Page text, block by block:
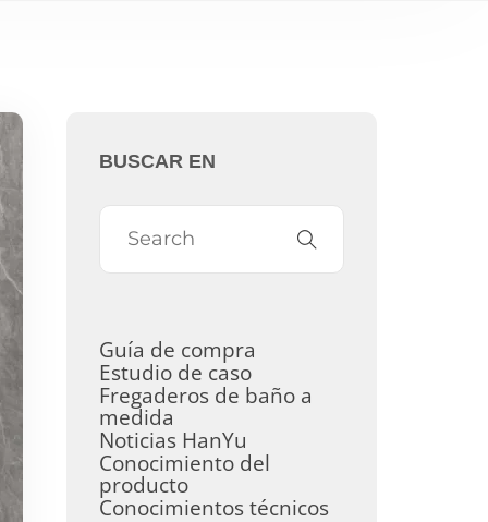
BUSCAR EN
Guía de compra
Estudio de caso
Fregaderos de baño a
medida
Noticias HanYu
Conocimiento del
producto
Conocimientos técnicos